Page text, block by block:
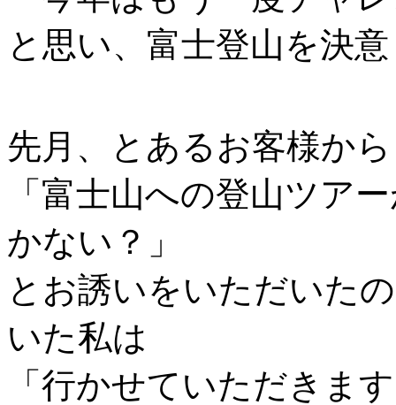
と思い、富士登山を決
先月、とあるお客様から
「富士山への登山ツア
かない？」
とお誘いをいただいた
いた私は
「行かせていただきま